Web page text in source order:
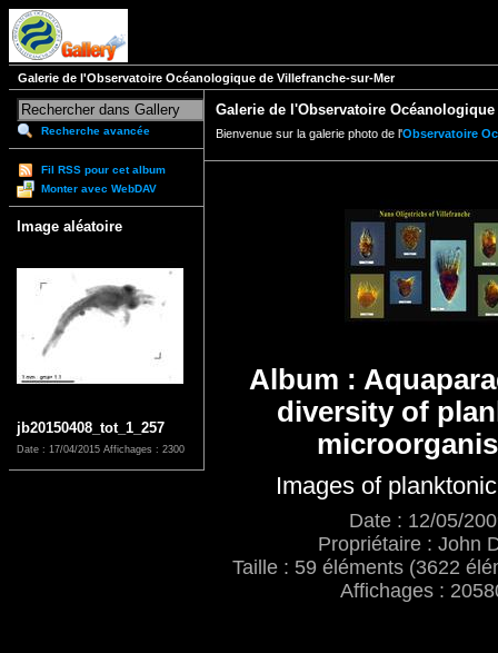
Galerie de l'Observatoire Océanologique de Villefranche-sur-Mer
Recherche avancée
Fil RSS pour cet album
Monter avec WebDAV
Image aléatoire
jb20150408_tot_1_257
Date : 17/04/2015 Affichages : 2300
Galerie de l'Observatoire
Bienvenue sur la galerie photo de l'Observatoire
Album :
diversity of
Images of
Date : 12/05/
Propriétaire : John
Taille : 59 éléments (3622
Affichages :